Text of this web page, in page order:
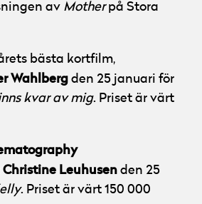
av Motherpå Stora
bästa kortfilm,
Wahlberg den 25 januari för
kvar av mig. Priset är värt
Christine Leuhusen den 25
. Priset är värt 150 000